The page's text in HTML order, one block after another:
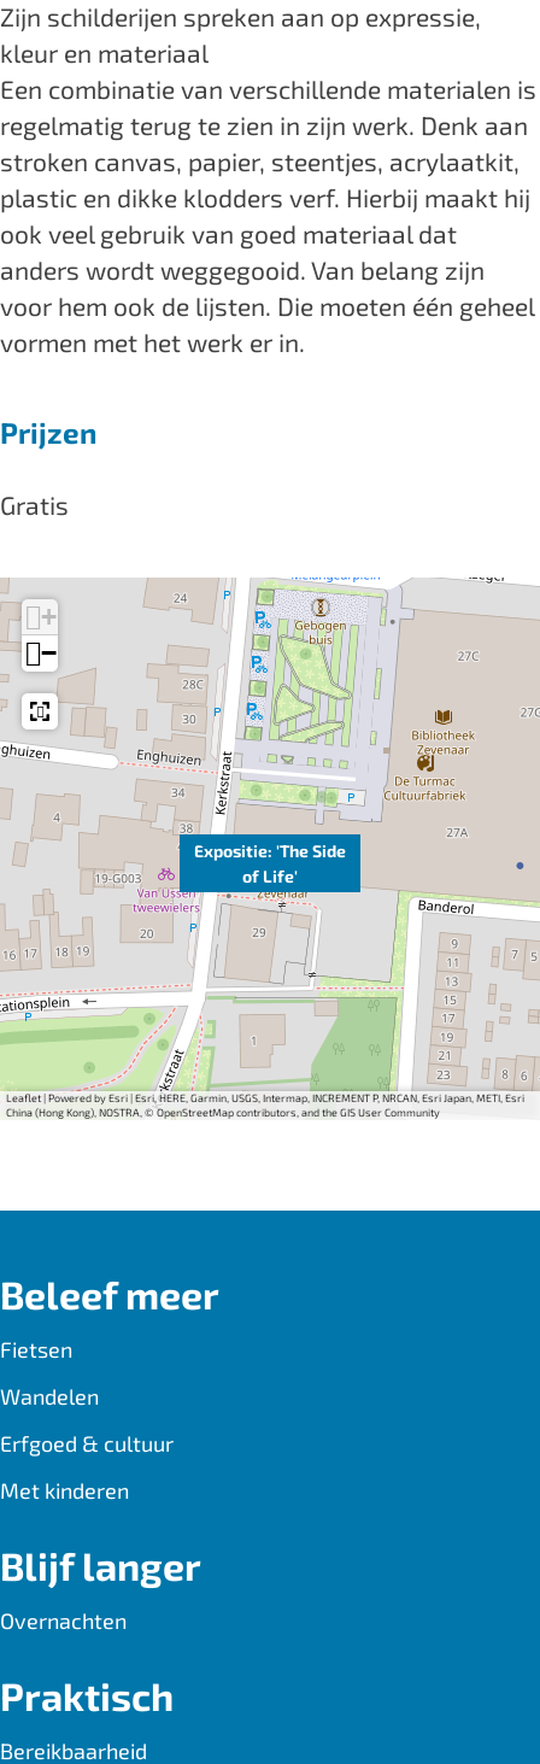
T
h
e
S
i
d
e
o
f
L
:
'
T
h
e
S
i
d
e
o
'
e
:
'
T
h
e
S
i
d
e
e
'
e
:
'
T
h
e
S
i
d
e
e
'
Zijn schilderijen spreken aan op expressie,
kleur en materiaal
Een combinatie van verschillende materialen is
regelmatig terug te zien in zijn werk. Denk aan
stroken canvas, papier, steentjes, acrylaatkit,
plastic en dikke klodders verf. Hierbij maakt hij
ook veel gebruik van goed materiaal dat
anders wordt weggegooid. Van belang zijn
voor hem ook de lijsten. Die moeten één geheel
vormen met het werk er in.
Prijzen
Gratis
Expositie: 'The Side
of Life'
+
−
Leaflet|Powered by Esri | Esri, HERE, Garmin, USGS, Intermap, INCREMENT P, NRCAN, Esri Japan, METI, Esri
China (Hong Kong), NOSTRA, © OpenStreetMap contributors, and the GIS User Community
Beleef meer
Fietsen
Wandelen
Erfgoed & cultuur
Met kinderen
Blijf langer
Overnachten
Praktisch
Bereikbaarheid